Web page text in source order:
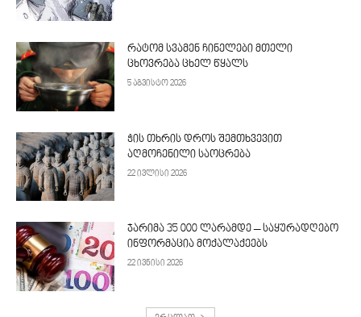
რატომ სვამენ ჩინელები მთელი
ცხოვრება ცხელ წყალს
5 აგვისტო 2026
ჭის თხრის დროს შემთხვევით
აღმოჩენილი საოცრება
22 ივლისი 2026
ჯარიმა 35 000 ლარამდე – საყურადღებო
ინფორმაცია მოქალაქეებს
22 ივნისი 2026